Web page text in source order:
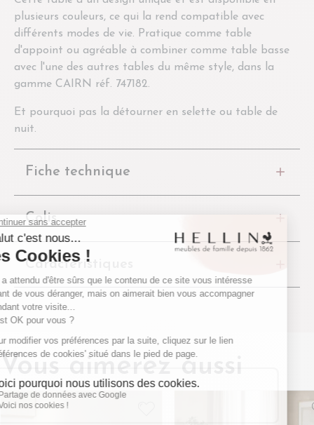
plusieurs couleurs, ce qui la rend compatible avec
différents modes de vie. Pratique comme table
d'appoint ou agréable à combiner comme table basse
avec l'une des autres tables du même style, dans la
gamme CAIRN réf. 747182.
Et pourquoi pas la détourner en selette ou table de
nuit.
Fiche technique
Colis
Caractéristiques
Vous aimerez aussi